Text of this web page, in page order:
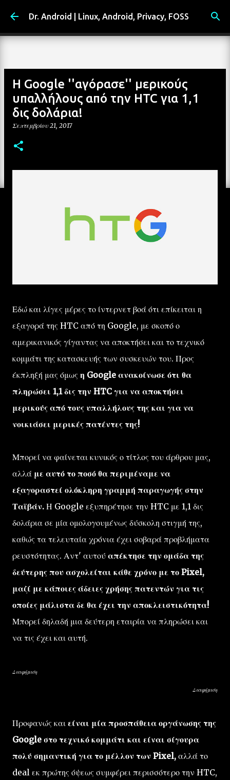
Μετάβαση στο κύριο περιεχόμενο
Dr. Android | Linux, Android, Privacy, FOSS
Η Google ''αγόρασε'' μερικούς
υπαλλήλους από την HTC για 1,1
δις δολάρια!
Σεπτεμβρίου 21, 2017
Εδώ και λίγες μέρες το ίντερνετ βοά ότι επίκειται η
εξαγορά της HTC από τη Google, με σκοπό ο
αμερικανικός γίγαντας να αποκτήσει και το τεχνικό
κομμάτι της κατασκευής των συσκευών του. Προς
έκπληξή μας όμως η Google ανακοίνωσε ότι θα
πληρώσει 1,1 δις την HTC για να αποκτήσει
μερικούς από τους υπαλλήλους της και για να
νοικιάσει μερικές πατέντες της!
Μπορεί να φαίνεται κυνικός ο τίτλος του άρθρου μας,
αλλά με αυτό το ποσό θα περιμέναμε να
εξαγοραστεί ολόκληρη γραμμή παραγωγής στην
Ταϊβάν. Η Google εξυπηρέτησε την HTC με 1,1 δις
δολάρια σε μία ομολογουμένως δύσκολη στιγμή της,
καθώς τα τελευταία χρόνια έχει σοβαρά προβλήματα
ρευστότητας. Αντ' αυτού απέκτησε την ομάδα της
δεύτερης που ασχολείται κάθε χρόνο με το Pixel,
μαζί με κάποιες άδειες χρήσης πατεντών για τις
οποίες μάλιστα δε θα έχει την αποκλειστικότητα!
Μπορεί δηλαδή μια δεύτερη εταιρία να πληρώσει και
να τις έχει και αυτή.
Διαφήμιση
Διαφήμιση
Προφανώς και είναι μία προσπάθεια οργάνωσης της
Google στο τεχνικό κομμάτι και είναι σίγουρα
πολύ σημαντική για το μέλλον των Pixel, αλλά το
deal εκ πρώτης όψεως συμφέρει περισσότερο την HTC,